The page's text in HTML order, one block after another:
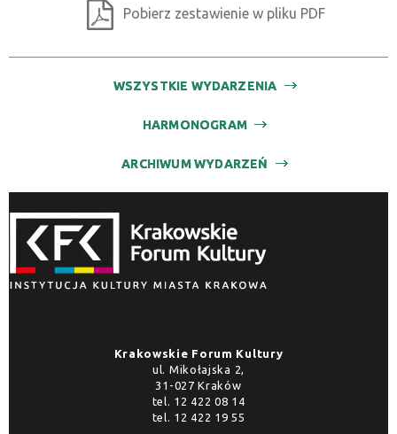
Pobierz zestawienie w pliku PDF
WSZYSTKIE WYDARZENIA
HARMONOGRAM
ARCHIWUM WYDARZEŃ
Krakowskie Forum Kultury
ul. Mikołajska 2,
31-027 Kraków
tel. 12 422 08 14
tel. 12 422 19 55